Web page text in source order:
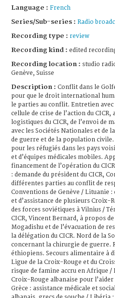
Language : French
Series/Sub-series : Radio
Recording type : review
Recording kind : edited
Recording location : studio
Genève, Suisse
Description : Conflit dans le
pour que le droit international
le parties au conflit. Entretien avec
cellule de crise de l’action du CICR,
logistiques du CICR, de l’envoi de
avec les Sociétés Nationales et de
de guerre et de la population
pour les réfugiés dans les pays
et d’équipes médicales mobiles.
financement de l’opération du
: demande du président du CICR,
différentes parties au conflit de
Conventions de Genève / Lituanie
et d’assistance de plusieurs Croix-
des forces soviétiques à Vilnius /
CICR, Vincent Bernard, à propos
Mogadishu et de l’évacuation de
la délégation du CICR. Nord de la
concernant la chirurgie de guerre.
éthiopiens. Secours alimentaire à
Ligue de la Croix-Rouge et du
risque de famine accru en Afrique /
Croix-Rouge albanaise pour
Grèce : assistance médicale et